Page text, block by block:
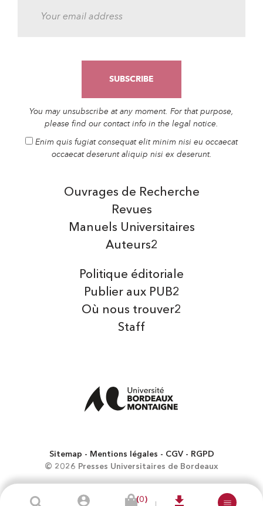
(0)
You may unsubscribe at any moment. For that purpose,
please find our contact info in the legal notice.
Enim quis fugiat consequat elit minim nisi eu occaecat
occaecat deserunt aliquip nisi ex deserunt.
Auteurs2
Manuels Universitaires
Ouvrages de Recherche
Revues
Politique éditoriale
Publier aux PUB2
Où nous trouver2
Staff
Sitemap Mentions légales CGV
RGPD
© 2026 Presses Universitaires de Bordeaux